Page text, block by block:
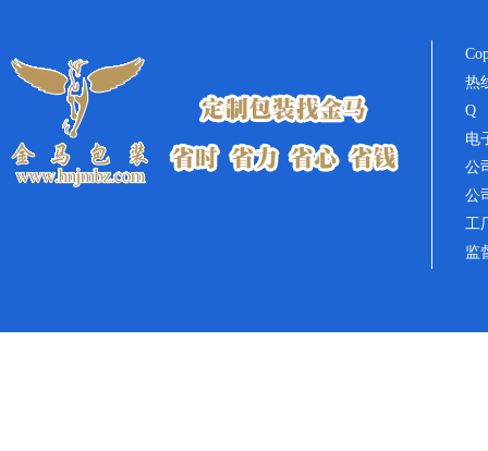
热
Q
电
公
公
工
监